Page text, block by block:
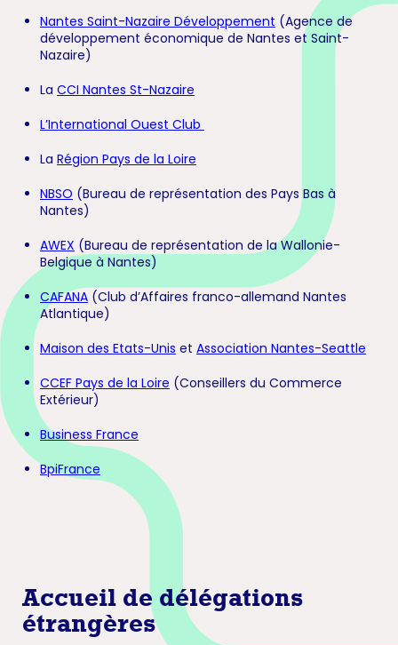
Nantes Saint-Nazaire Développement (Agence de
développement économique de Nantes et Saint-
Nazaire)
La CCI Nantes St-Nazaire
L’International Ouest Club
La Région Pays de la Loire
NBSO (Bureau de représentation des Pays Bas à
Nantes)
AWEX (Bureau de représentation de la Wallonie-
Belgique à Nantes)
CAFANA (Club d’Affaires franco-allemand Nantes
Atlantique)
Maison des Etats-Unis et Association Nantes-Seattle
CCEF Pays de la Loire (Conseillers du Commerce
Extérieur)
Business France
BpiFrance
Accueil de délégations
étrangères